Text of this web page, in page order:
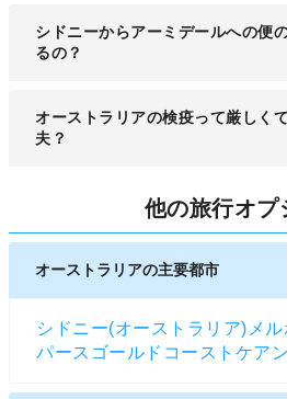
イレージで利用することがで
総合的には接客、機内食、機
ですが、コスパの点と日本語
トがフラットになって良いと
せん。
シドニーからアーミデールへの便
るの？
入国審査を受けなければなり
Smartgate（スマートゲート
み取り、自分の名前の書いた
です。こちらのほうが圧倒的
オーストラリアの検疫って厳しく
夫？
オーストラリアは特殊な生態
や安全を維持するため、海外
が厳しいことで有名です。
まず、植物や動物でできた物
必要です。（乳製品でも完全
ー、ケーキなどの申告は不要
シドニーの空港には検疫探査
ますので、たとえ少量でも正
他の旅行オプ
オーストラリアの主要都市
シドニー(オーストラリア) メ
パース ゴールドコースト ケア